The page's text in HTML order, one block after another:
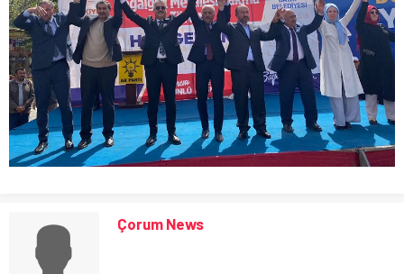
Çorum News